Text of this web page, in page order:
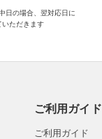
日の場合、翌対応日に
いただきます
ご利用ガイド
ご利用ガイド